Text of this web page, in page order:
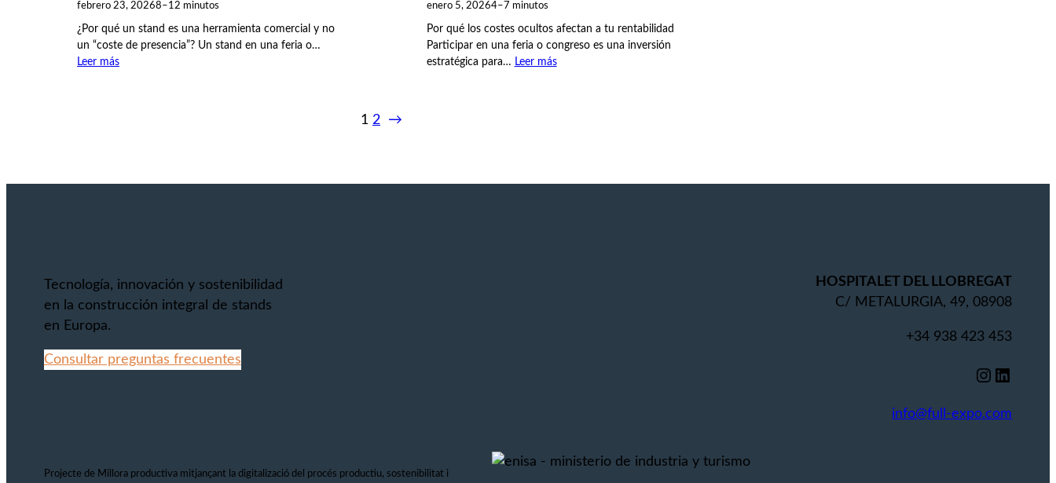
febrero 23, 20268–12 minutos
¿Por qué un stand es una herramienta comercial y no
un “coste de presencia”? Un stand en una feria o…
Leer más
enero 5, 20264–7 minutos
Por qué los costes ocultos afectan a tu rentabilidad
Participar en una feria o congreso es una inversión
estratégica para… Leer más
1 2 →
Tecnología, innovación y sostenibilidad
en la construcción integral de stands
en Europa.
Consultar preguntas frecuentes
HOSPITALET DEL LLOBREGAT
C/ METALURGIA, 49, 08908
+34 938 423 453
Instagram LinkedIn
info@full-expo.com
Projecte de Millora productiva mitjançant la digitalizació del procés productiu, sostenibilitat i